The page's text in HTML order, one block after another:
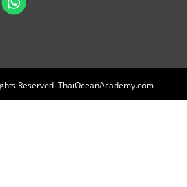
Reserved. ThaiOceanAcademy.com